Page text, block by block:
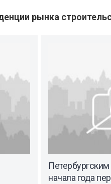
рынка
начала года